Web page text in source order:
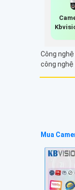
Công
công nghệ
Mua